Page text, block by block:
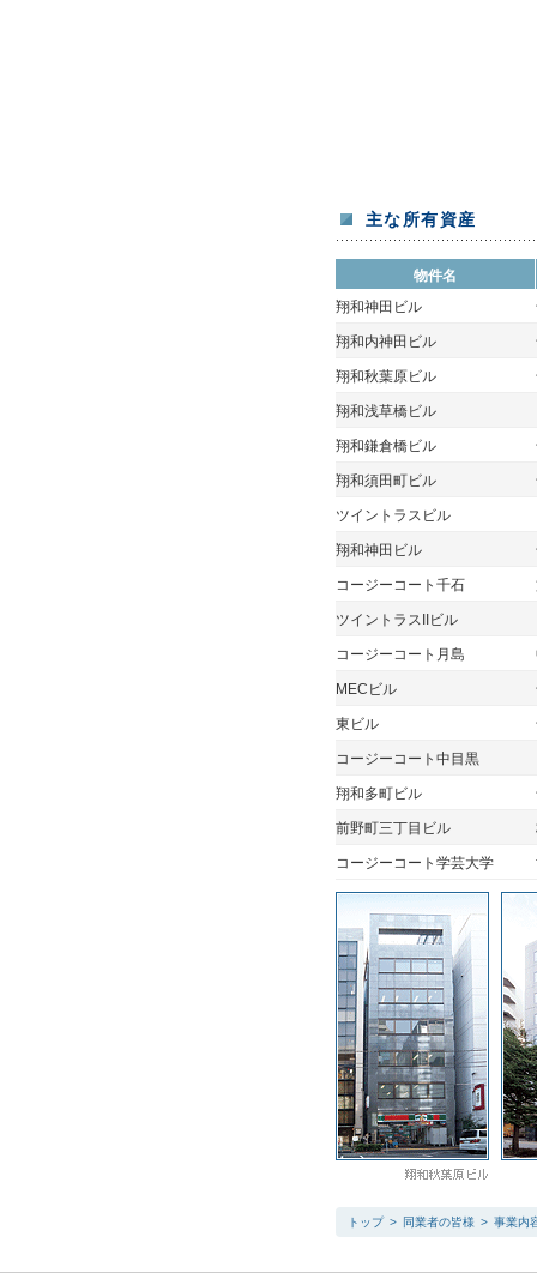
主な所有資産
物件名
翔和神田ビル
翔和内神田ビル
翔和秋葉原ビル
翔和浅草橋ビル
翔和鎌倉橋ビル
翔和須田町ビル
ツイントラスビル
翔和神田ビル
コージーコート千石
ツイントラスIIビル
コージーコート月島
MECビル
東ビル
コージーコート中目黒
翔和多町ビル
前野町三丁目ビル
コージーコート学芸大学
トップ > 同業者の皆様 > 事業内